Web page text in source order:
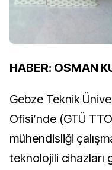
HABER: OSMAN
Gebze Teknik
Ofisi’nde (GTÜ
mühendisliği
teknolojili cihazları